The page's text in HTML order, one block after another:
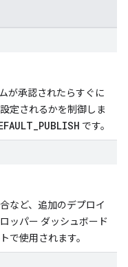
が承認されたらすぐに
定されるかを制御しま
です。
など、追加のデプロイ
ッパー ダッシュボード
で使用されます。